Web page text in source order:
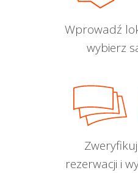
Wprowadź
wybierz
rezerwacji i